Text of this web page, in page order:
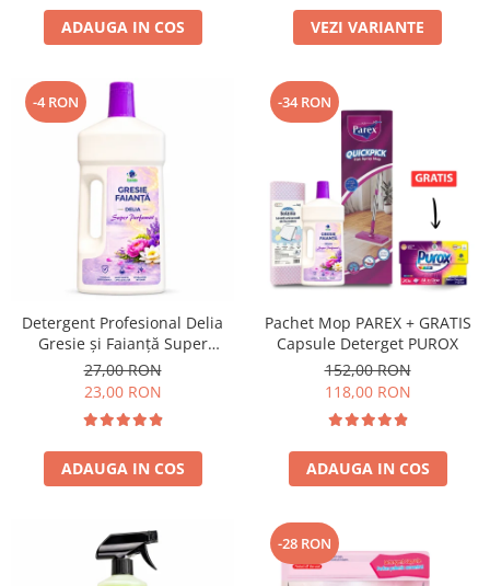
ADAUGA IN COS VEZI VARIANTE
-4 RON
Detergent Profesional Delia
Gresie și Faianță Super
Parfumat 1L
27,00 RON
23,00 RON
ADAUGA IN COS
-34 RON
Pachet Mop PAREX + GRATIS
Capsule Deterget PUROX
152,00 RON
118,00 RON
ADAUGA IN COS
-28 RON